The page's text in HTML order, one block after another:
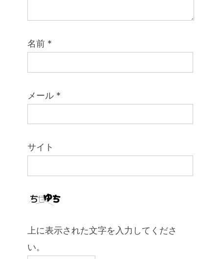
名前 *
メール *
サイト
上に表示された文字を入力してくださ
い。